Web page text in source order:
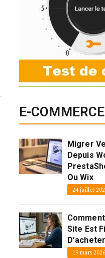
E-COMMERCE
Migrer
Depuis
Ou Wix
24 juillet
Site Est
19 mars 2026